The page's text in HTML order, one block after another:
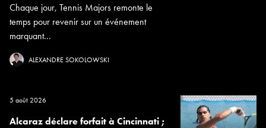
Chaque jour, Tennis Majors remonte le
temps pour revenir sur un événement
marquant...
ALEXANDRE SOKOLOWSKI
5 août 2026
Alcaraz déclare forfait à Cincinnati ;